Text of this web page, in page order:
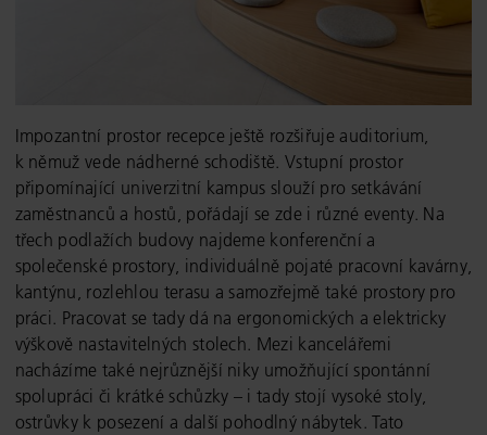
Impozantní prostor recepce ještě rozšiřuje auditorium,
k němuž vede nádherné schodiště. Vstupní prostor
připomínající univerzitní kampus slouží pro setkávání
zaměstnanců a hostů, pořádají se zde i různé eventy. Na
třech podlažích budovy najdeme konferenční a
společenské prostory, individuálně pojaté pracovní kavárny,
kantýnu, rozlehlou terasu a samozřejmě také prostory pro
práci. Pracovat se tady dá na ergonomických a elektricky
výškově nastavitelných stolech. Mezi kancelářemi
nacházíme také nejrůznější niky umožňující spontánní
spolupráci či krátké schůzky – i tady stojí vysoké stoly,
ostrůvky k posezení a další pohodlný nábytek. Tato